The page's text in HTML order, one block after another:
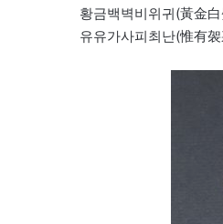
황금백벽비위귀(黃金
유유가사피최난(惟有